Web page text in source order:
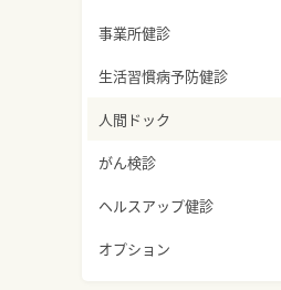
事業所健診
生活習慣病予防健診
人間ドック
がん検診
ヘルスアップ健診
オプション